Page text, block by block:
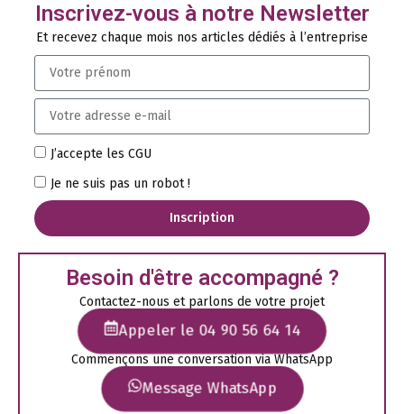
Inscrivez-vous à notre Newsletter
Et recevez chaque mois nos articles dédiés à l’entreprise
J’accepte les CGU
Je ne suis pas un robot !
Inscription
Besoin d'être accompagné ?
Contactez-nous et parlons de votre projet
Appeler le 04 90 56 64 14
Commençons une conversation via WhatsApp
Message WhatsApp